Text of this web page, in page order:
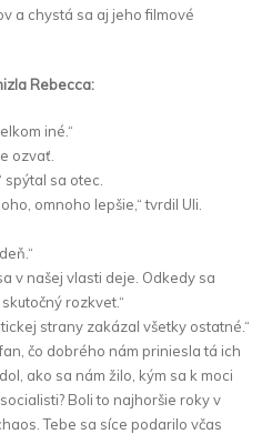
a chystá sa aj jeho filmové
Rebecca:
iné.“
ozvať.
spýtal sa otec.
omnoho lepšie,“ tvrdil Uli.
v našej vlasti deje. Odkedy sa
rozkvet.“
strany zakázal všetky ostatné.“
čo dobrého nám priniesla tá ich
ako sa nám žilo, kým sa k moci
Boli to najhoršie roky v
Tebe sa síce podarilo včas